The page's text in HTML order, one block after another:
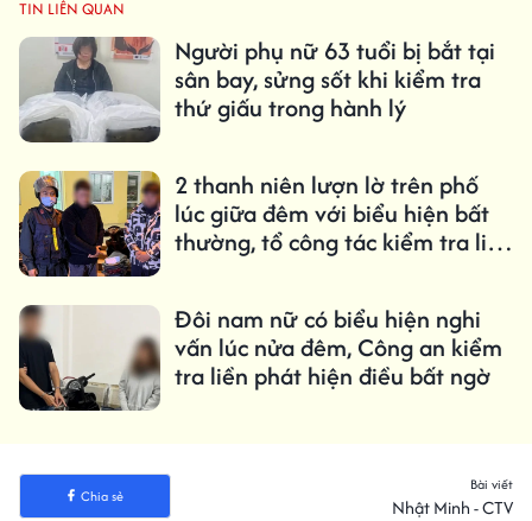
TIN LIÊN QUAN
Người phụ nữ 63 tuổi bị bắt tại
sân bay, sửng sốt khi kiểm tra
thứ giấu trong hành lý
2 thanh niên lượn lờ trên phố
lúc giữa đêm với biểu hiện bất
thường, tổ công tác kiểm tra liền
Đôi nam nữ có biểu hiện nghi
vấn lúc nửa đêm, Công an kiểm
tra liền phát hiện điều bất ngờ
Chia sẻ
Bài viết
Nhật Minh - CTV